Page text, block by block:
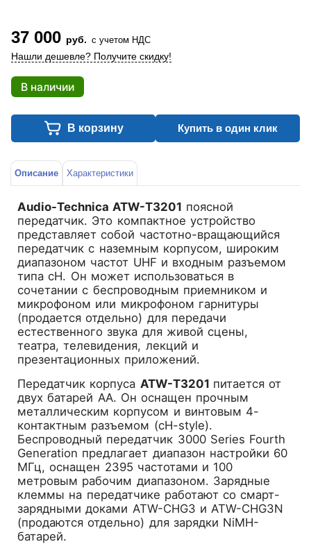
37 000 руб. с учетом НДС
Нашли дешевле? Получите скидку!
В наличии
В корзину Купить в один клик
Описание Характеристики
Audio-Technica ATW-T3201 поясной
передатчик. Это компактное устройство
представляет собой частотно-вращающийся
передатчик с наземным корпусом, широким
диапазоном частот UHF и входным разъемом
типа cH. Он может использоваться в
сочетании с беспроводным приемником и
микрофоном или микрофоном гарнитуры
(продается отдельно) для передачи
естественного звука для живой сцены,
театра, телевидения, лекций и
презентационных приложений.
Передатчик корпуса ATW-T3201 питается от
двух батарей AA. Он оснащен прочным
металлическим корпусом и винтовым 4-
контактным разъемом (cH-style).
Беспроводный передатчик 3000 Series Fourth
Generation предлагает диапазон настройки 60
МГц, оснащен 2395 частотами и 100
метровым рабочим диапазоном. Зарядные
клеммы на передатчике работают со смарт-
зарядными доками ATW-CHG3 и ATW-CHG3N
(продаются отдельно) для зарядки NiMH-
батарей.